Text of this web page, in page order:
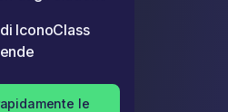
IconoClass
le